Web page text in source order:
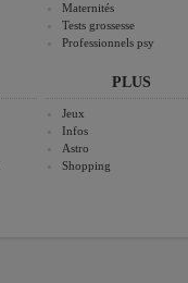
Maternités
Tests grossesse
Professionnels psy
PLUS
Jeux
Infos
Astro
Shopping